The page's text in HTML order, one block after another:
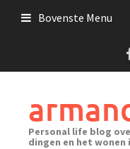
Bovenste Menu
Personal life blog
dingen en het wonen